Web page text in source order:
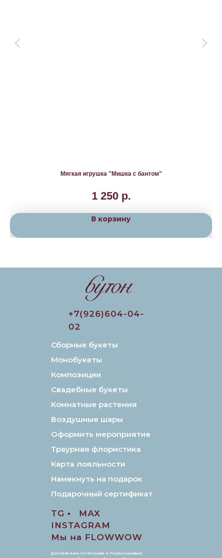
Мягкая игрушка "Мишка с бантом"
1 250 р.
В корзину
Доставляем по Москве и Подмосковью:
Свадебные букеты
Композиции
Монобукеты
Сборные букеты
Комнатные растения
Воздушные шары
Траурная флористика
Оформить мероприятие
Подарочный сертификат
Намекнуть на подарок
Карта лояльности
+7(926)604-04-
02
TG ▪️
Мы на FLOWWOW
INSTAGRAM
MAX